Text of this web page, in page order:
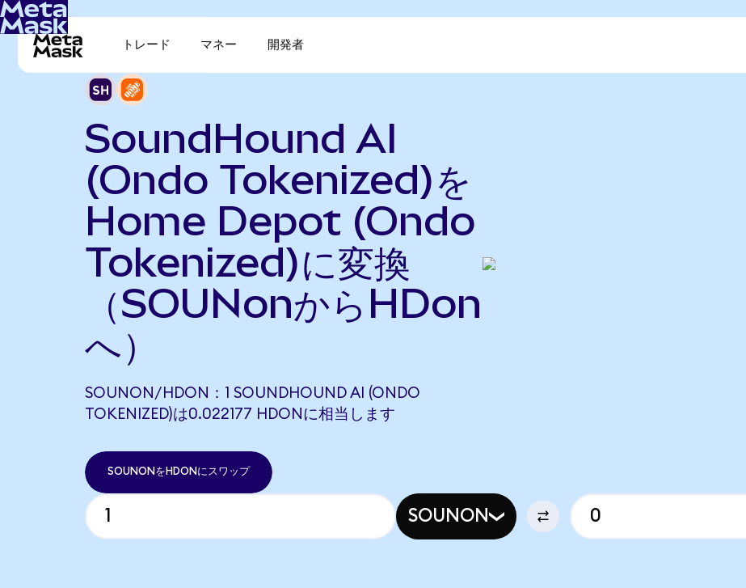
トレード マネー 開発者
SoundHound AI
(Ondo Tokenized)を
Home Depot (Ondo
Tokenized)に変換
（SOUNonからHDon
へ）
SOUNON/HDON：1 SOUNDHOUND AI (ONDO
TOKENIZED)は0.022177 HDONに相当します
SOUNONをHDONにスワップ
SOUNON